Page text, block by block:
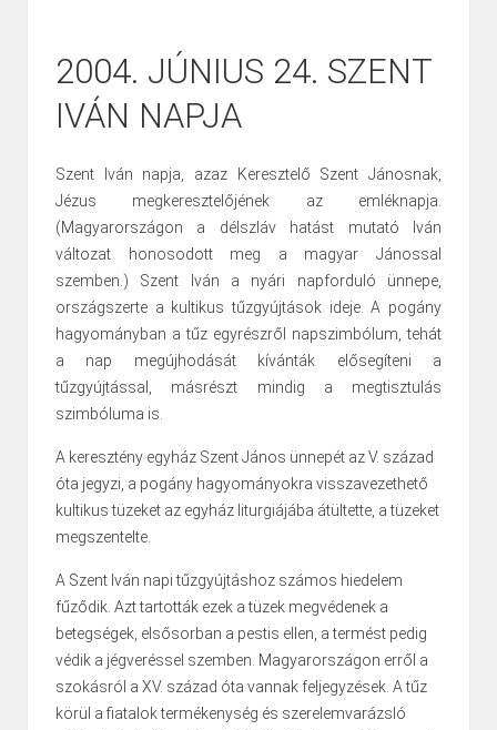
2004. JÚNIUS 24. SZENT
IVÁN NAPJA
Szent Iván napja, azaz Keresztelő Szent Jánosnak,
Jézus megkeresztelőjének az emléknapja.
(Magyarországon a délszláv hatást mutató Iván
változat honosodott meg a magyar Jánossal
szemben.) Szent Iván a nyári napforduló ünnepe,
országszerte a kultikus tűzgyújtások ideje. A pogány
hagyományban a tűz egyrészről napszimbólum, tehát
a nap megújhodását kívánták elősegíteni a
tűzgyújtással, másrészt mindig a megtisztulás
szimbóluma is.
A keresztény egyház Szent János ünnepét az V. század
óta jegyzi, a pogány hagyományokra visszavezethető
kultikus tüzeket az egyház liturgiájába átültette, a tüzeket
megszentelte.
A Szent Iván napi tűzgyújtáshoz számos hiedelem
fűződik. Azt tartották ezek a tüzek megvédenek a
betegségek, elsősorban a pestis ellen, a termést pedig
védik a jégveréssel szemben. Magyarországon erről a
szokásról a XV. század óta vannak feljegyzések. A tűz
körül a fiatalok termékenység és szerelemvarázsló